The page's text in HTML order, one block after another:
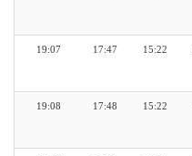
15:22
17:47
19:07
15:22
17:48
19:08